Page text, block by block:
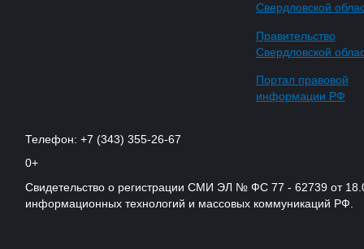
Свердловской
Правительство
Свердловской
Портал правовой
информации РФ
Телефон: +7 (343) 355-26-67
0+
Свидетельство о регистрации СМИ ЭЛ № ФС 77 - 62739 от
информационных технологий и массовых коммуникаций РФ.